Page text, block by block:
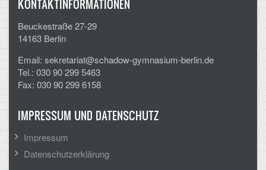
KONTAKTINFORMATIONEN
Beuckestraße 27-29
14163 Berlin
Email: sekretariat@schadow-gymnasium-berlin.de
Tel.: 030 90 299 5463
Fax: 030 90 299 6158
IMPRESSUM UND DATENSCHUTZ
Impressum
Datenschutzerklärung